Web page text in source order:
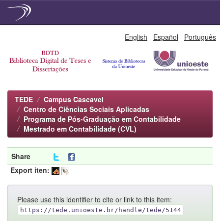
English Español Português
TEDE
Campus Cascavel
Centro de Ciências Sociais Aplicadas
Programa de Pós-Graduação em Contabilidade
Mestrado em Contabilidade (CVL)
Share
Export iten:
Please use this identifier to cite or link to this item:
https://tede.unioeste.br/handle/tede/5144